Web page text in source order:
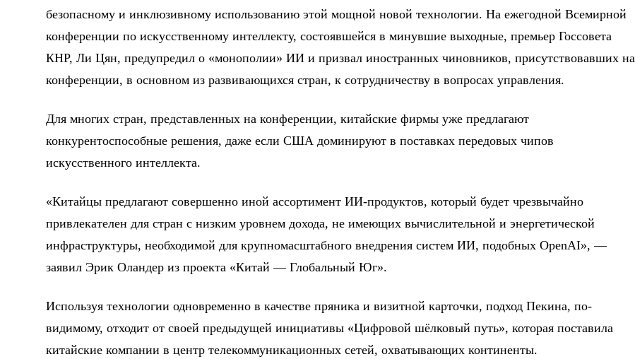
безопасному и инклюзивному использованию этой мощной новой технологии. На ежегодной Всемирной
конференции по искусственному интеллекту, состоявшейся в минувшие выходные, премьер Госсовета
КНР, Ли Цян, предупредил о «монополии» ИИ и призвал иностранных чиновников, присутствовавших на
конференции, в основном из развивающихся стран, к сотрудничеству в вопросах управления.
Для многих стран, представленных на конференции, китайские фирмы уже предлагают
конкурентоспособные решения, даже если США доминируют в поставках передовых чипов
искусственного интеллекта.
«Китайцы предлагают совершенно иной ассортимент ИИ-продуктов, который будет чрезвычайно
привлекателен для стран с низким уровнем дохода, не имеющих вычислительной и энергетической
инфраструктуры, необходимой для крупномасштабного внедрения систем ИИ, подобных OpenAI», —
заявил Эрик Оландер из проекта «Китай — Глобальный Юг».
Используя технологии одновременно в качестве пряника и визитной карточки, подход Пекина, по-
видимому, отходит от своей предыдущей инициативы «Цифровой шёлковый путь», которая поставила
китайские компании в центр телекоммуникационных сетей, охватывающих континенты.